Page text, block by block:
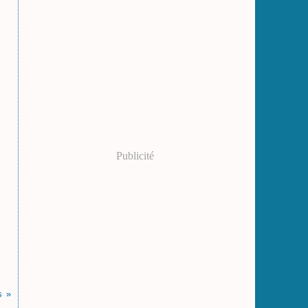
Publicité